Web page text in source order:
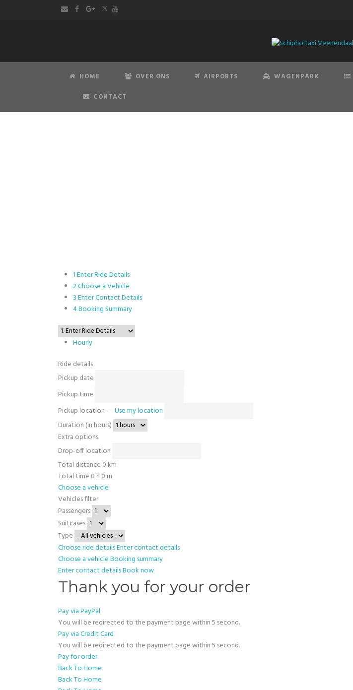
HOME OVER ONS AIRPORTS WAGENPARK
CONTACT
1Enter Ride Details
2Choose a Vehicle
3Enter Contact Details
4Booking Summary
Hourly
Ride details
Pickup date
Pickup time
Pickup location - Use my location
Duration (in hours)
Extra options
Drop-off location
Total distance 0 km
Total time 0 h 0 m
Choose a vehicle
Vehicles filter
Passengers
Suitcases
Type
Choose ride detailsEnter contact details
Choose a vehicleBooking summary
Enter contact detailsBook now
Thank you for your order
Pay via PayPal
You will be redirected to the payment page within5 second.
Pay via Credit Card
You will be redirected to the payment page within5 second.
Pay for order
Back To Home
Back To Home